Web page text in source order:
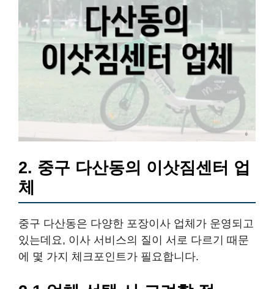
2. 중구 다산동의 이삿짐센터 업
체
중구 다산동은 다양한 포장이사 업체가 운영되고
있는데요, 이사 서비스의 질이 서로 다르기 때문
에 몇 가지 체크포인트가 필요합니다.